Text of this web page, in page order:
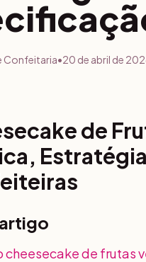
Confeitaria•20 de abril de
de
cheesecake de frutas